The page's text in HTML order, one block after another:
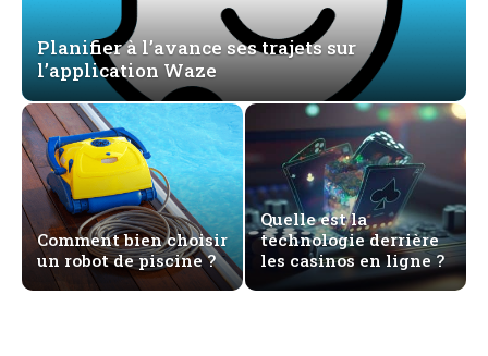
Planifier à l’avance ses trajets sur
l’application Waze
Comment bien choisir
un robot de piscine ?
Quelle est la
technologie derrière
les casinos en ligne ?